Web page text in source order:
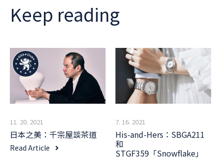
Keep reading
11. 20. 2021
日本之美：千宗屋談茶道
Read Article
7. 16. 2021
His-and-Hers：SBGA211
和
STGF359「Snowflake」